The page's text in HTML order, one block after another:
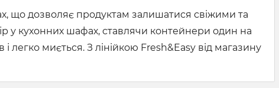
що дозволяє продуктам залишатися свіжими та
у кухонних шафах, ставлячи контейнери один на
легко миється. З лінійкою Fresh&Easy від магазину